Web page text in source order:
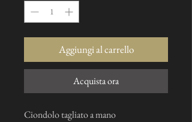
Aggiungi al carrello
Acquista ora
Ciondolo tagliato a mano